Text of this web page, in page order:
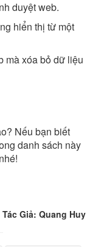
duyệt web.
hiển thị từ một
mà xóa bỏ dữ liệu
Nếu bạn biết
danh sách này
Giả: Quang Huy